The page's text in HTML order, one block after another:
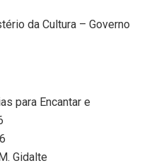
da Cultura – Governo
para Encantar e
Gidalte